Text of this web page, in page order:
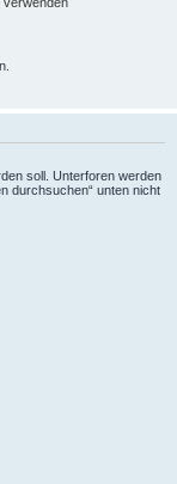
soll. Unterforen werden
durchsuchen“ unten nicht